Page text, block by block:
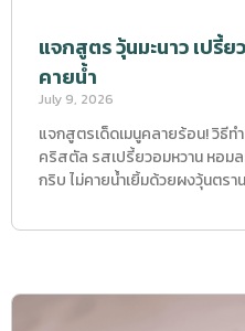
แจกสูตร วุ้นมะนาว เปรี้ย
คายน้ำ
July 9, 2026
แจกสูตรเด็ดเมนูคลายร้อน! วิธีทำ
คริสตัล รสเปรี้ยวอมหวาน หอม
กริบ ไม่คายน้ำเยิ้มด้วยผงวุ้นตรา